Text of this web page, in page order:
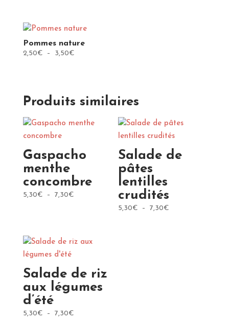
Pommes nature
2,50€ – 3,50€Plage
à
Produits similaires
Gaspacho
menthe
concombre
5,30€ – 7,30€Plage
à
Salade de
pâtes
lentilles
crudités
5,30€ – 7,30€
Salade de riz
aux légumes
d’été
5,30€ – 7,30€Plage